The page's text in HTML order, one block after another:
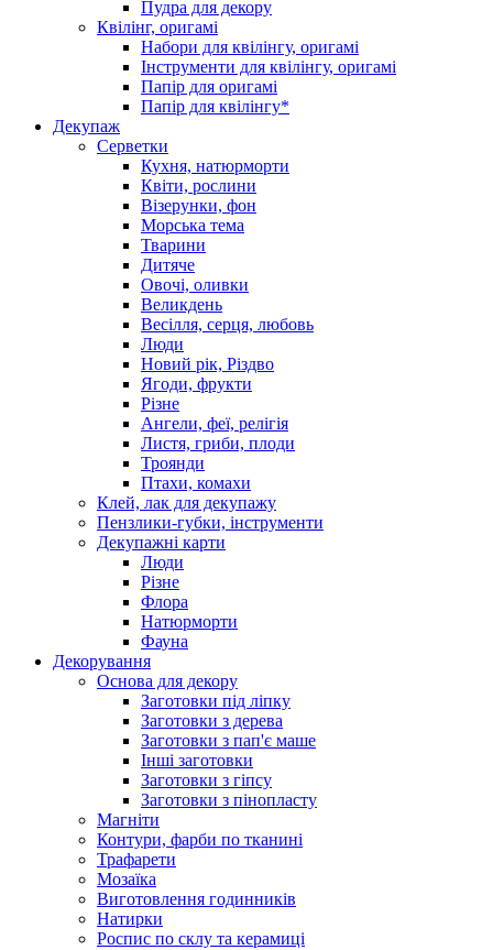
Пудра для декору
Квілінг, оригамі
Набори для квілінгу, оригамі
Інструменти для квілінгу, оригамі
Папір для оригамі
Папір для квілінгу*
Декупаж
Серветки
Кухня, натюрморти
Квіти, рослини
Візерунки, фон
Морська тема
Тварини
Дитяче
Овочі, оливки
Великдень
Весілля, серця, любовь
Люди
Новий рік, Різдво
Ягоди, фрукти
Різне
Ангели, феї, релігія
Листя, гриби, плоди
Троянди
Птахи, комахи
Клей, лак для декупажу
Пензлики-губки, інструменти
Декупажні карти
Люди
Різне
Флора
Натюрморти
Фауна
Декорування
Основа для декору
Заготовки під ліпку
Заготовки з дерева
Заготовки з пап'є маше
Інші заготовки
Заготовки з гіпсу
Заготовки з пінопласту
Магніти
Контури, фарби по тканині
Трафарети
Мозаїка
Виготовлення годинників
Натирки
Роспис по склу та керамиці